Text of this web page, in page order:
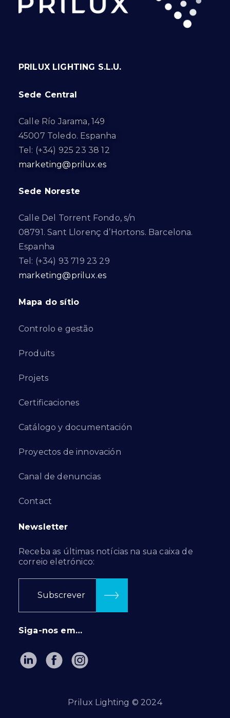
PRILUX LIGHTING S.L.U.
Sede Central
Calle Río Jarama, 149
45007 Toledo. Espanha
Tel: (+34) 925 23 38 12
marketing@prilux.es
Sede Noreste
Calle Del Torrent Fondo, s/n
08791. Sant Llorenç d’Hortons. Barcelona.
Espanha
Tel: (+34) 93 719 23 29
marketing@prilux.es
Mapa do sítio
Controlo e gestão
Produits
Projets
Certificaciones
Catálogo y documentación
Proyectos de innovación
Canal de denuncias
Contact
Newsletter
Receba as últimas notícias na sua caixa de
correio eletrónico:
Subscrever
Siga-nos em…
Prilux Lighting © 2024